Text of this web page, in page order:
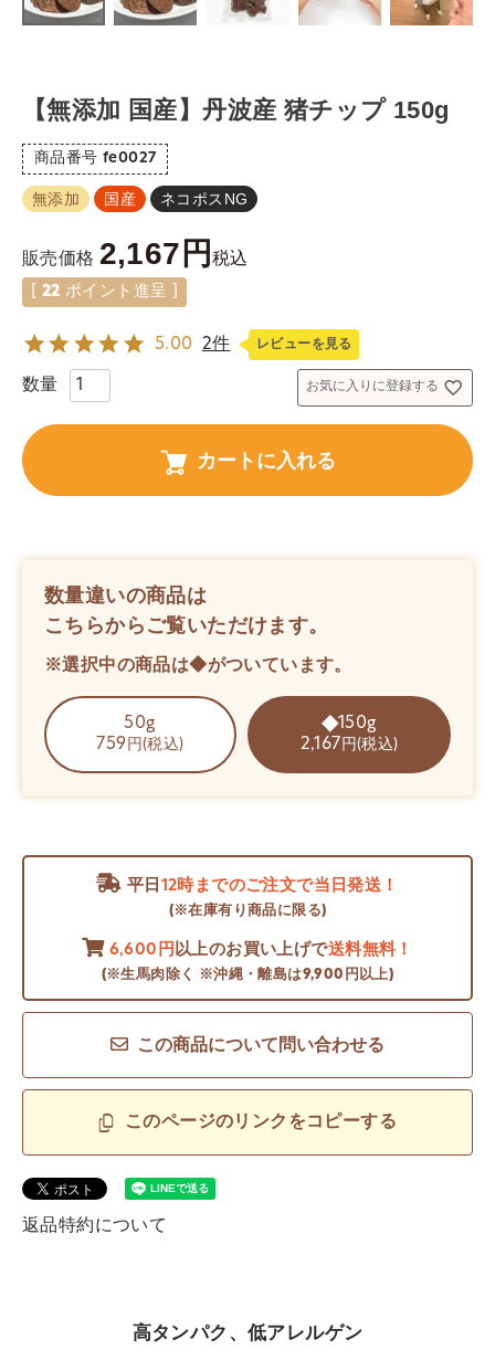
【無添加 国産】丹波産 猪チップ 150g
商品番号 fe0027
無添加 国産 ネコポスNG
販売価格 2,167 税込
22 ポイント進呈 ]
5.00 2件 レビューを見る
お気に入りに登録する
カートに入れる
数量違いの商品は
こちらからご覧いただけます。
※選択中の商品は◆がついています。
50g
759 円(税込)
150g
2,167 円(税込)
平日 12時までのご注文で当日発送！
(※在庫有り商品に限る)
6,600円 以上のお買い上げで送料無料！
(※生馬肉除く ※沖縄・離島は9,900円以上)
この商品について問い合わせる
このページのリンクをコピーする
返品特約について
高タンパク、低アレルゲン